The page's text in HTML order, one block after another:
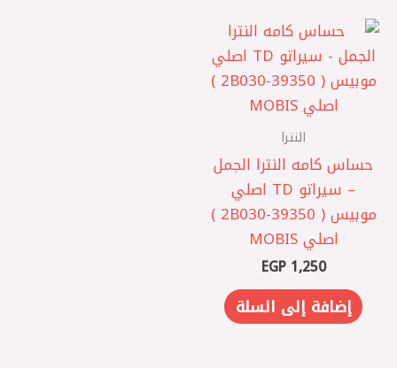
النترا
حساس كامه النترا الجمل
– سيراتو TD اصلي
موبيس ( 2B030-39350 )
اصلي MOBIS
EGP1,250
إضافة إلى السلة